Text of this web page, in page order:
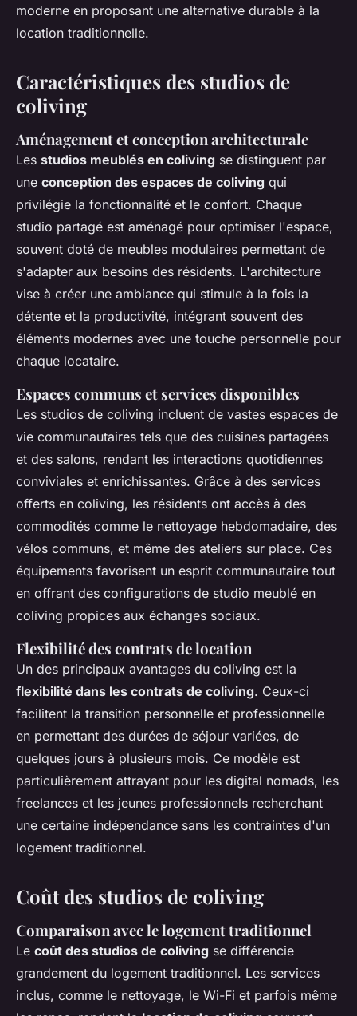
moderne en proposant une alternative durable à la
location traditionnelle.
Caractéristiques des studios de
coliving
Aménagement et conception architecturale
Les studios meublés en coliving se distinguent par
une conception des espaces de coliving qui
privilégie la fonctionnalité et le confort. Chaque
studio partagé est aménagé pour optimiser l'espace,
souvent doté de meubles modulaires permettant de
s'adapter aux besoins des résidents. L'architecture
vise à créer une ambiance qui stimule à la fois la
détente et la productivité, intégrant souvent des
éléments modernes avec une touche personnelle pour
chaque locataire.
Espaces communs et services disponibles
Les studios de coliving incluent de vastes espaces de
vie communautaires tels que des cuisines partagées
et des salons, rendant les interactions quotidiennes
conviviales et enrichissantes. Grâce à des services
offerts en coliving, les résidents ont accès à des
commodités comme le nettoyage hebdomadaire, des
vélos communs, et même des ateliers sur place. Ces
équipements favorisent un esprit communautaire tout
en offrant des configurations de studio meublé en
coliving propices aux échanges sociaux.
Flexibilité des contrats de location
Un des principaux avantages du coliving est la
flexibilité dans les contrats de coliving. Ceux-ci
facilitent la transition personnelle et professionnelle
en permettant des durées de séjour variées, de
quelques jours à plusieurs mois. Ce modèle est
particulièrement attrayant pour les digital nomads, les
freelances et les jeunes professionnels recherchant
une certaine indépendance sans les contraintes d'un
logement traditionnel.
Coût des studios de coliving
Comparaison avec le logement traditionnel
Le coût des studios de coliving se différencie
grandement du logement traditionnel. Les services
inclus, comme le nettoyage, le Wi-Fi et parfois même